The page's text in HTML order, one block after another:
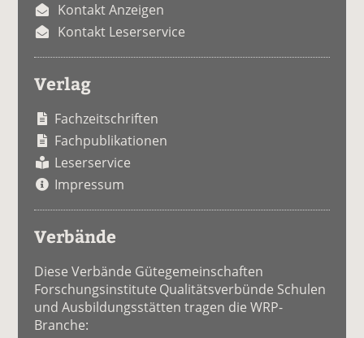
Kontakt Anzeigen
Kontakt Leserservice
Verlag
Fachzeitschriften
Fachpublikationen
Leserservice
Impressum
Verbände
Diese Verbände Gütegemeinschaften
Forschungsinstitute Qualitätsverbünde Schulen
und Ausbildungsstätten tragen die WRP-
Branche: